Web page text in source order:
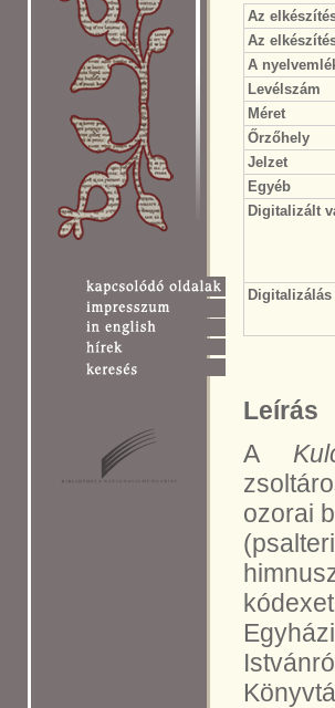
Az
Az
A
Levélszám
Méret
Őrzőhely
Jelzet
Egyéb
Digitalizált
Leírás
A
ozorai